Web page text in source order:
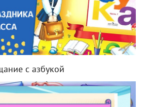
с азбукой